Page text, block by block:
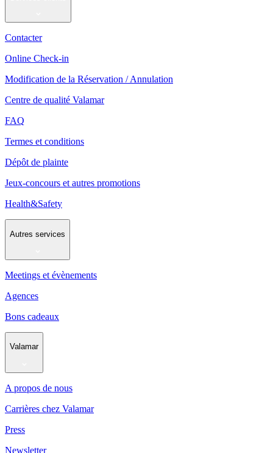
Contacter
Online Check-in
Modification de la Réservation / Annulation
Centre de qualité Valamar
FAQ
Termes et conditions
Dépôt de plainte
Jeux-concours et autres promotions
Health&Safety
Autres services
Meetings et évènements
Agences
Bons cadeaux
Valamar
A propos de nous
Carrières chez Valamar
Press
Newsletter